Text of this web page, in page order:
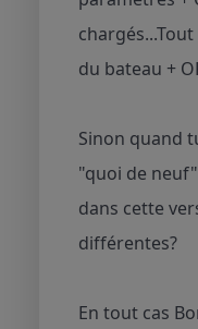
du bateau +
Sinon quand
"quoi de
dans cette
différentes?
En tout cas